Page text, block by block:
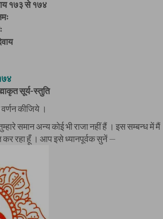
१७३ से १७४
सूर्य-स्तुति
कीजिये ।
समान अन्य कोई भी राजा नहीं हैं । इस सम्बन्ध में मैं
रहा हूँ । आप इसे ध्यानपूर्वक सुनें —